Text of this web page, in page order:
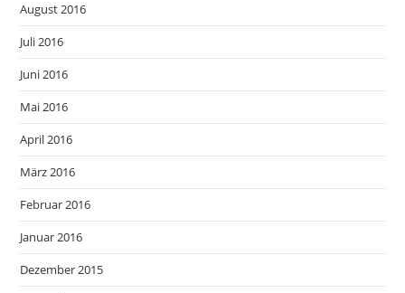
August 2016
Juli 2016
Juni 2016
Mai 2016
April 2016
März 2016
Februar 2016
Januar 2016
Dezember 2015